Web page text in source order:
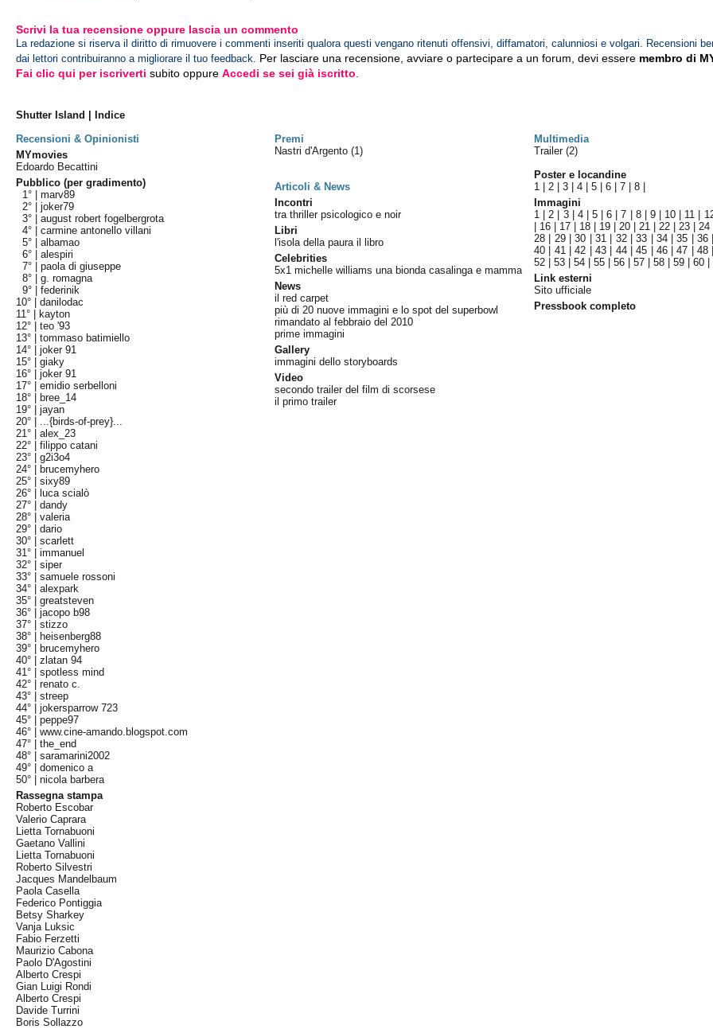
Scrivi la tua recensione oppure lascia un commento
La redazione si riserva il diritto di rimuovere i commenti inseriti qualora questi vengano ritenuti offensivi, diffamatori, calunniosi e volgari. Recensioni
dai lettori contribuiranno a migliorare il tuo feedback. Per lasciare una recensione, avviare o partecipare a un forum, devi essere membro di
Fai clic qui per iscriverti subito oppureAccedi se sei già iscritto
Shutter Island | Indice
Recensioni & Opinionisti
Premi Multimedia
MYmovies
Edoardo Becattini
Pubblico (per gradimento)
1° |marv89
2° |joker79
3° |august robert fogelbergrota
4° |carmine antonello villani
5° |albamao
6° |alespiri
7° |paola di giuseppe
8° |g. romagna
9° |federinik
10° |danilodac
11° |
kayton
12° |teo '93
13° |tommaso batimiello
14° |joker 91
15° |giaky
16° |joker 91
17° |emidio serbelloni
18° |
bree_14
19° |jayan
20° | ...{birds-of-prey}...
21° |alex_23
22° |filippo catani
23° |g2i3o4
24° |
brucemyhero
25° |sixy89
26° |
luca scialò
27° |dandy
28° |valeria
29° |dario
30° |scarlett
31° |immanuel
32° |siper
33° |samuele rossoni
34° |alexpark
35° |greatsteven
36° |jacopo b98
37° |stizzo
38° |
heisenberg88
39° |
brucemyhero
40° |zlatan 94
41° |spotless mind
42° |renato c.
43° |streep
44° |jokersparrow 723
45° |peppe97
46° |www.cine-amando.blogspot.com
47° |the_end
48° |saramarini2002
49° |domenico a
50° |nicola barbera
Rassegna stampa
Roberto Escobar
Valerio Caprara
Lietta Tornabuoni
Gaetano Vallini
Lietta Tornabuoni
Roberto Silvestri
Jacques Mandelbaum
Paola Casella
Federico Pontiggia
Betsy Sharkey
Vanja Luksic
Fabio Ferzetti
Maurizio Cabona
Paolo D'Agostini
Alberto Crespi
Gian Luigi Rondi
Alberto Crespi
Davide Turrini
Boris Sollazzo
Nastri d'Argento(1)
Articoli & News
Incontri
tra thriller psicologico e noir
Libri
l'isola della paura il libro
Celebrities
5x1 michelle williams una bionda casalinga e mamma
News
il red carpet
più di 20 nuove immagini e lo spot del superbowl
rimandato al febbraio del 2010
prime immagini
Gallery
immagini dello storyboards
Video
secondo trailer del film di scorsese
il primo trailer
Trailer (2)
Poster e locandine
1 |2 |3 |4 |5 |6 |7 |8
Immagini
1 |2 3| 4|5 |6 |7 8| 9| 10 11
16 17 18 19 |20 |21 |22 |23 |24
28
29|30 31| 32|33 34|35 |36
40
41|42 43| 44|45 46|47 |48
52 |53 |54 |55 |56 |57 |58 |59 |60 |
Link esterni
Sito ufficiale
Pressbook completo